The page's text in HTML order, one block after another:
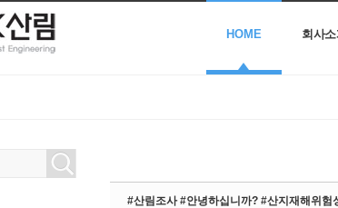
HOME 회사소
#산림조사 #안녕하십니까? #산지재해위